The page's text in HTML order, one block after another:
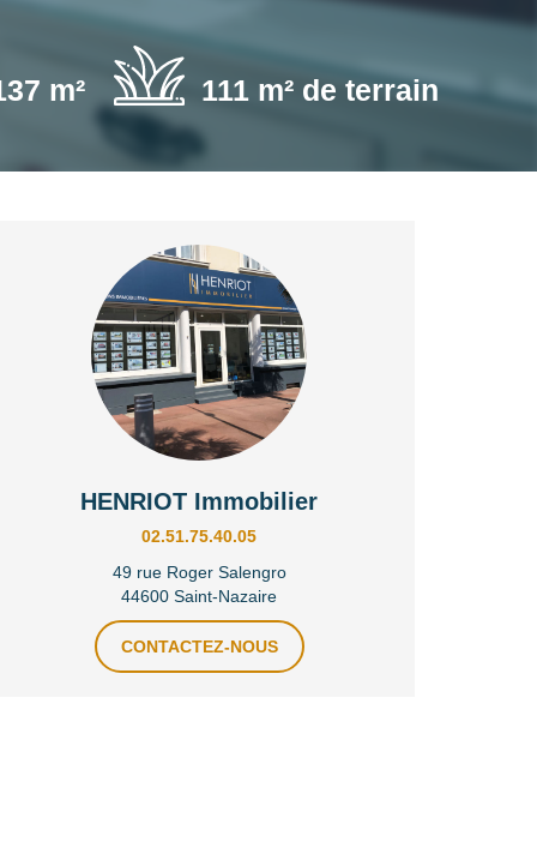
m² 111 m² de terrain
HENRIOT Immobilier
02.51.75.40.05
49 rue Roger Salengro
44600 Saint-Nazaire
CONTACTEZ-NOUS